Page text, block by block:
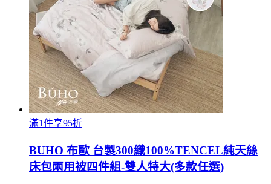
滿1件享95折
BUHO 布歐 台製300織100%TENCEL純天絲
床包兩用被四件組-雙人特大(多款任選)